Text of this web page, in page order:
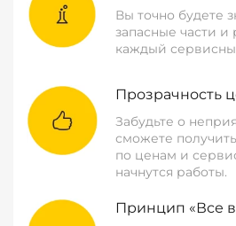
Вы точно будете
запасные части и
каждый
Прозрачность
Забудьте о
сможете
по ценам и
начнутся работы.
Принцип «Все